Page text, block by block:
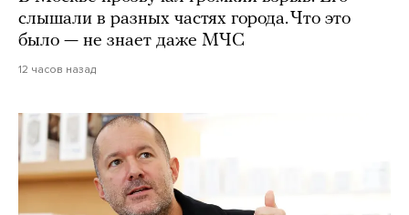
слышали в разных частях города. Что это
было — не знает даже МЧС
12 часов назад